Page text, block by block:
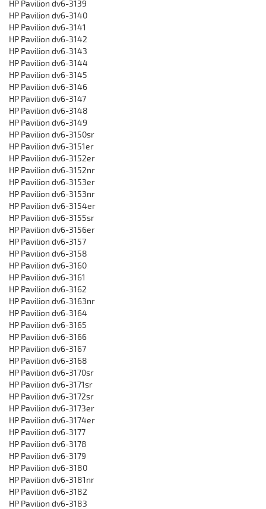
HP Pavilion dv6-3139
HP Pavilion dv6-3140
HP Pavilion dv6-3141
HP Pavilion dv6-3142
HP Pavilion dv6-3143
HP Pavilion dv6-3144
HP Pavilion dv6-3145
HP Pavilion dv6-3146
HP Pavilion dv6-3147
HP Pavilion dv6-3148
HP Pavilion dv6-3149
HP Pavilion dv6-3150sr
HP Pavilion dv6-3151er
HP Pavilion dv6-3152er
HP Pavilion dv6-3152nr
HP Pavilion dv6-3153er
HP Pavilion dv6-3153nr
HP Pavilion dv6-3154er
HP Pavilion dv6-3155sr
HP Pavilion dv6-3156er
HP Pavilion dv6-3157
HP Pavilion dv6-3158
HP Pavilion dv6-3160
HP Pavilion dv6-3161
HP Pavilion dv6-3162
HP Pavilion dv6-3163nr
HP Pavilion dv6-3164
HP Pavilion dv6-3165
HP Pavilion dv6-3166
HP Pavilion dv6-3167
HP Pavilion dv6-3168
HP Pavilion dv6-3170sr
HP Pavilion dv6-3171sr
HP Pavilion dv6-3172sr
HP Pavilion dv6-3173er
HP Pavilion dv6-3174er
HP Pavilion dv6-3177
HP Pavilion dv6-3178
HP Pavilion dv6-3179
HP Pavilion dv6-3180
HP Pavilion dv6-3181nr
HP Pavilion dv6-3182
HP Pavilion dv6-3183